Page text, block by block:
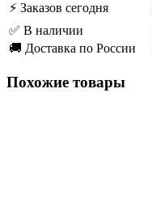
⚡ Заказов сегодня
✅ В наличии
🚚 Доставка по России
Похожие товары